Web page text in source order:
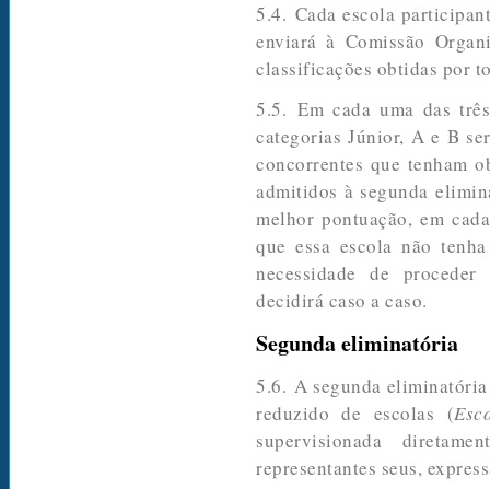
5.4. Cada escola
enviará à Comissão
classificações obtidas por
5.5. Em cada uma das
categorias Júnior, A e B
concorrentes que tenham
admitidos à segunda
melhor pontuação, em
que essa escola não
necessidade de
decidirá caso a caso.
Segunda eliminatória
5.6. A segunda
reduzido de escolas (
supervisionada
representantes seus,